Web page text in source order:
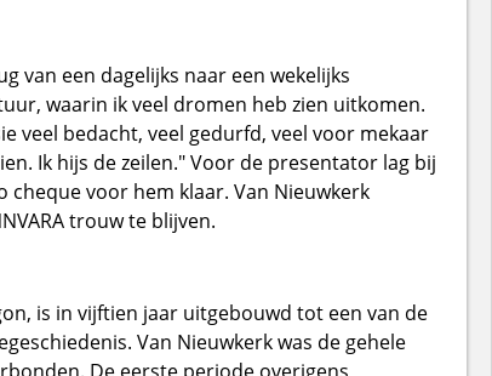
van een dagelijks naar een wekelijks
waarin ik veel dromen heb zien uitkomen.
veel bedacht, veel gedurfd, veel voor mekaar
Ik hijs de zeilen." Voor de presentator lag bij
cheque voor hem klaar. Van Nieuwkerk
trouw te blijven.
is in vijftien jaar uitgebouwd tot een van de
Van Nieuwkerk was de gehele